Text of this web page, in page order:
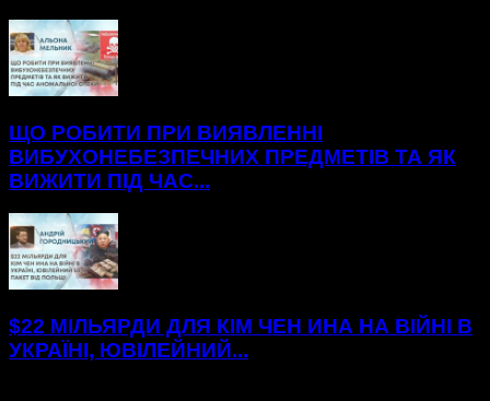
ЩО РОБИТИ ПРИ ВИЯВЛЕННІ
ВИБУХОНЕБЕЗПЕЧНИХ ПРЕДМЕТІВ ТА ЯК
ВИЖИТИ ПІД ЧАС...
$22 МІЛЬЯРДИ ДЛЯ КІМ ЧЕН ИНА НА ВІЙНІ В
УКРАЇНІ, ЮВІЛЕЙНИЙ...